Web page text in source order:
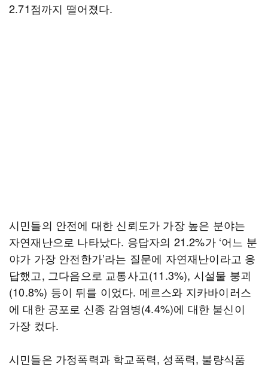
2.71점까지 떨어졌다.
시민들의 안전에 대한 신뢰도가 가장 높은 분야는
자연재난으로 나타났다. 응답자의 21.2%가 ‘어느 분
야가 가장 안전한가’라는 질문에 자연재난이라고 응
답했고, 그다음으로 교통사고(11.3%), 시설물 붕괴
(10.8%) 등이 뒤를 이었다. 메르스와 지카바이러스
에 대한 공포로 신종 감염병(4.4%)에 대한 불신이
가장 컸다.
시민들은 가정폭력과 학교폭력, 성폭력, 불량식품